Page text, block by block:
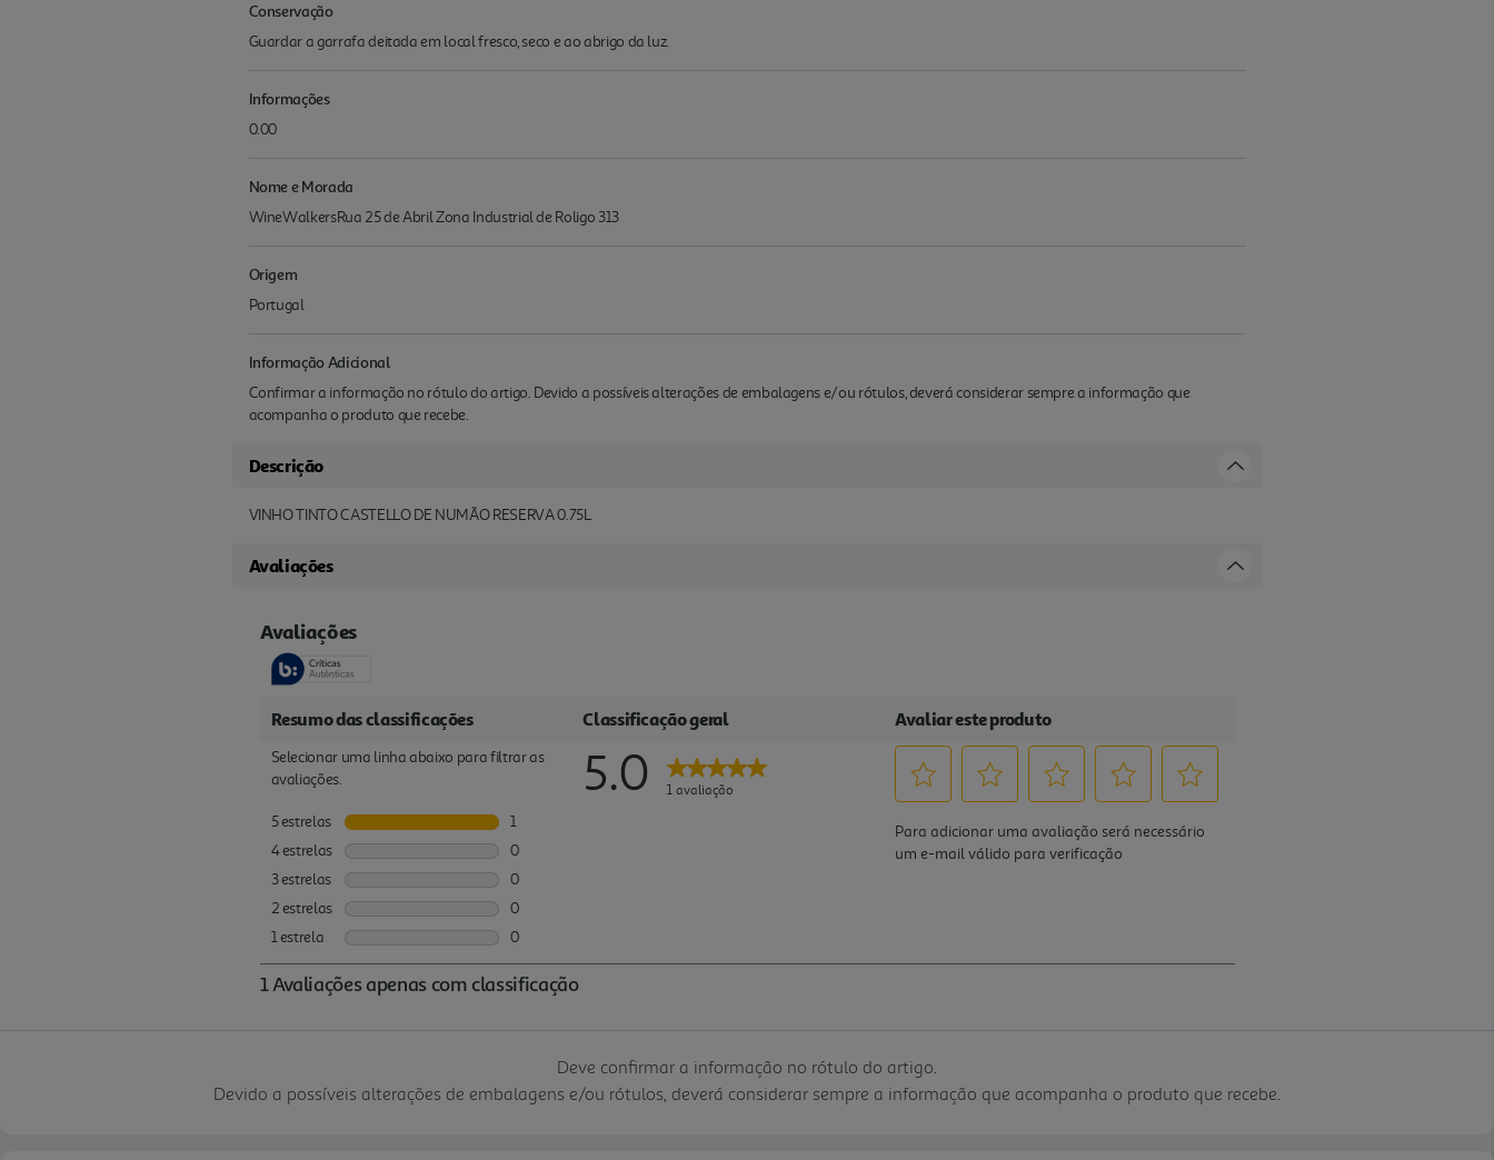
Conservação
Guardar a garrafa deitada em local fresco, seco e ao abrigo da luz.
Informações
0.00
Nome e Morada
WineWalkersRua 25 de Abril Zona Industrial de Roligo 313
Origem
Portugal
Informação Adicional
Confirmar a informação no rótulo do artigo. Devido a possíveis alterações de embalagens e/ou rótulos, deverá considerar sempre a informação que
acompanha o produto que recebe.
Descrição
VINHO TINTO CASTELLO DE NUMÃO RESERVA 0.75L
Avaliações
Deve confirmar a informação no rótulo do artigo.
Devido a possíveis alterações de embalagens e/ou rótulos, deverá considerar sempre a informação que acompanha o produto que recebe.